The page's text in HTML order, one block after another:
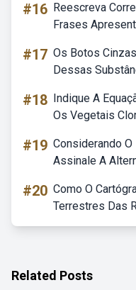
#16 Reescreva
Frases
#17 Os Botos
Dessas
#18 Indique A
Os Vegetais
#19 Considerando
Assinale A
#20 Como O
Terrestres Das
Related Posts